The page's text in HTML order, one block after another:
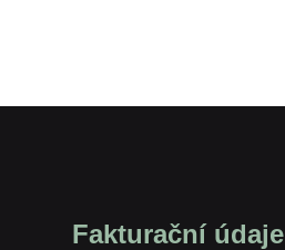
Fakturační údaje